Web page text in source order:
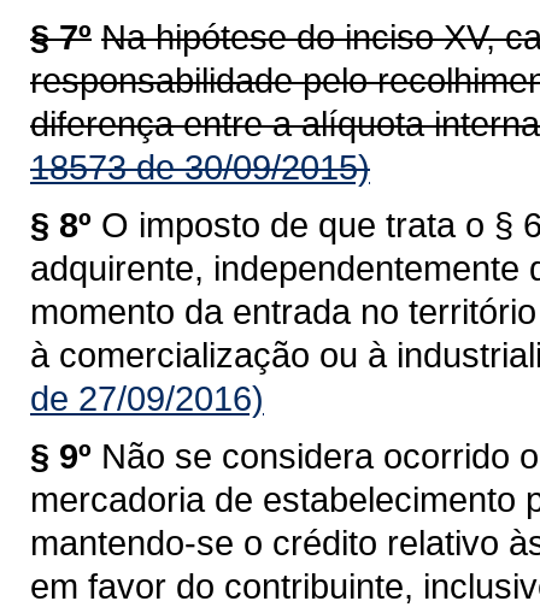
§ 7º Na hipótese do inciso XV,
responsabilidade pelo
diferença entre a alíquota
18573 de 30/09/2015)
§ 8º O imposto de que trata o §
adquirente, independentemente
momento da entrada no
à comercialização ou à
de 27/09/2016)
§ 9º Não se considera ocorrido
mercadoria de estabelecimento
mantendo-se o crédito relativo
em favor do contribuinte,